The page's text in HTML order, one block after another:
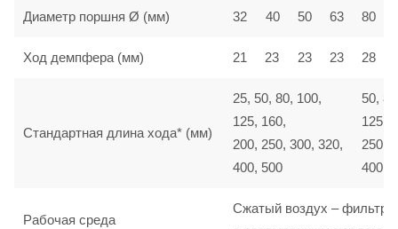
Диаметр поршня Ø (мм) 32 40 50 63 80
Ход демпфера (мм) 21 23 23 23 28
Стандартная длина хода* (мм)
25, 50, 80, 100,
125, 160,
200, 250, 300, 320,
400, 500
50,
125,
250,
400,
Рабочая среда
Сжатый воздух –